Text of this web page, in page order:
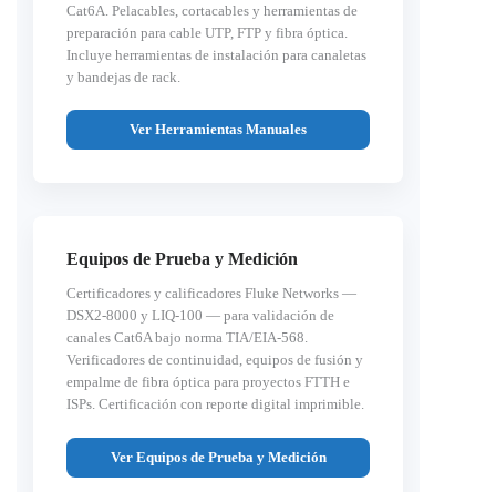
Cat6A. Pelacables, cortacables y herramientas de
preparación para cable UTP, FTP y fibra óptica.
Incluye herramientas de instalación para canaletas
y bandejas de rack.
Ver Herramientas Manuales
Equipos de Prueba y Medición
Certificadores y calificadores Fluke Networks —
DSX2-8000 y LIQ-100 — para validación de
canales Cat6A bajo norma TIA/EIA-568.
Verificadores de continuidad, equipos de fusión y
empalme de fibra óptica para proyectos FTTH e
ISPs. Certificación con reporte digital imprimible.
Ver Equipos de Prueba y Medición